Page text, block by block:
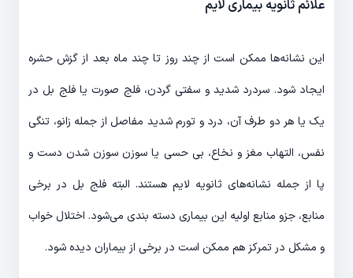
علائم ثانویه بیماری لایم
این نشانه‌ها ممکن است از چند روز تا چند ماه بعد از گزش حشره
ایجاد شود. سردرد شدید و سفتی گردن، فلج صورت یا فلج بل در
یک یا هر دو طرف آن، درد و تورم شدید مفاصل از جمله زانو، تنگی
نفس، التهاب مغز و نخاع، بی حسی یا سوزن سوزن شدن دست و
پا از جمله نشانه‌های ثانویه لایم هستند. البته فلج بل در برخی
منابع، جزو منابع اولیه این بیماری دسته بندی می‌شود. اختلال خواب
و مشکل در تمرکز هم ممکن است در برخی از بیماران دیده شود.